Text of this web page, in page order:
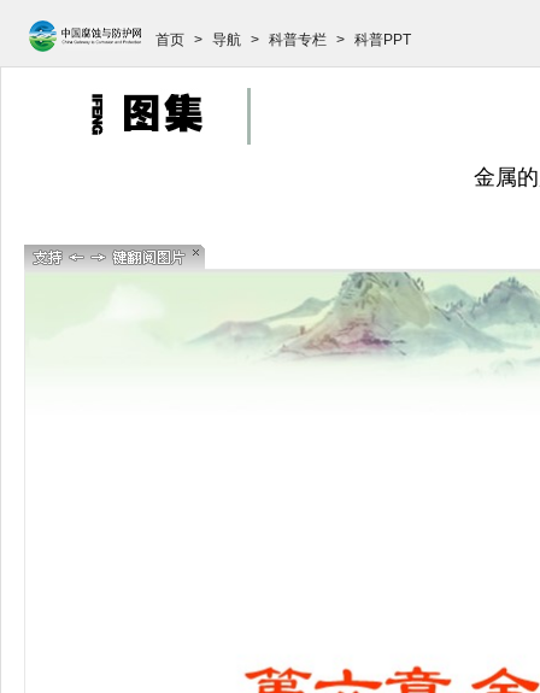
首页 > 导航 > 科普专栏 > 科普PPT
金属